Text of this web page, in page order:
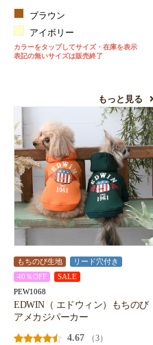
ブラウン
アイボリー
カラーをタップしてサイズ・在庫を表示
表記の無いサイズは販売終了
もっと見る
もちのび生地
リード穴付き
40％OFF
SALE
PEW1068
EDWIN（ エドウィン）もちのび
アメカジパーカー
4.67
（3）